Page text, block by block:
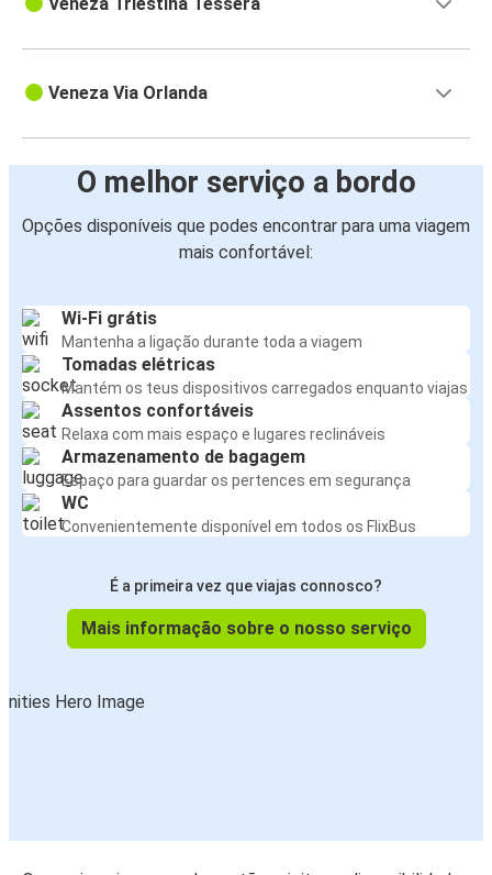
Veneza Via Orlanda
O melhor serviço a bordo
Opções disponíveis que podes encontrar para uma viagem
mais confortável:
Wi-Fi grátis
Mantenha a ligação durante toda a viagem
Tomadas elétricas
Mantém os teus dispositivos carregados enquanto viajas
Assentos confortáveis
Relaxa com mais espaço e lugares reclináveis
Armazenamento de bagagem
Espaço para guardar os pertences em segurança
WC
Convenientemente disponível em todos os FlixBus
É a primeira vez que viajas connosco?
Mais informação sobre o nosso serviço